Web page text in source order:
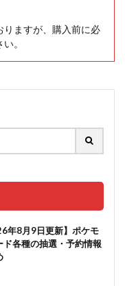
りますが、購入前に必
。
年8月9日更新】ポケモ
ド各種の抽選・予約情報